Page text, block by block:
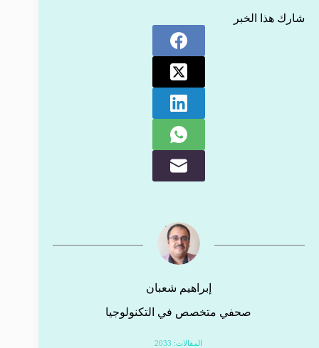
شارك هذا الخبر
إبراهيم شعبان
صحفي متخصص في التكنولوجيا
المقالات: 2033